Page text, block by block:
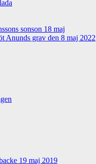
sonson 18 maj
Anunds grav den 8 maj 2022
19 maj 2019